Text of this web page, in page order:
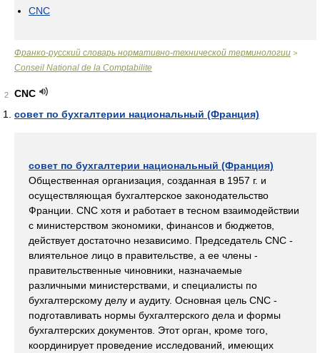
CNC
Франко-русский словарь нормативно-технической терминологии >
Conseil National de la Comptabilite
2
CNC
совет по бухгалтерии национальный (Франция)
совет по бухгалтерии национальный (Франция)
Общественная организация, созданная в 1957 г. и
осуществляющая бухгалтерское законодательство
Франции. CNC хотя и работает в тесном взаимодействии
с министерством экономики, финансов и бюджетов,
действует достаточно независимо. Председатель CNC -
влиятельное лицо в правительстве, а ее члены -
правительственные чиновники, назначаемые
различными министерствами, и специалисты по
бухгалтерскому делу и аудиту. Основная цель CNC -
подготавливать нормы бухгалтерского дела и формы
бухгалтерских документов. Этот орган, кроме того,
координирует проведение исследований, имеющих